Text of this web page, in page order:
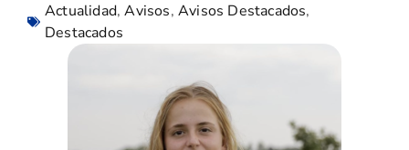
Actualidad,Avisos,Avisos Destacados,
Destacados